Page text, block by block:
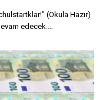
(Okula Hazır)
edecek.…